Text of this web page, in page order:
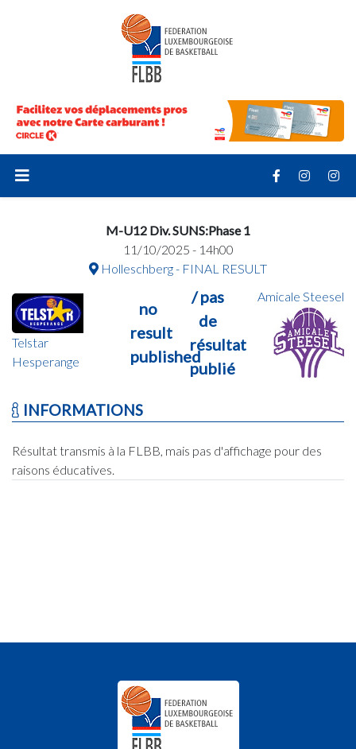
M-U12 Div. SUNS:Phase 1
11/10/2025 - 14h00
Holleschberg - FINAL RESULT
Telstar
Hesperange
no
result
published
/ pas
de
résultat
publié
Amicale Steesel
INFORMATIONS
Résultat transmis à la FLBB, mais pas d'affichage pour des
raisons éducatives.